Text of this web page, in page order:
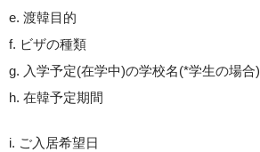
e. 渡韓目的
f. ビザの種類
g. 入学予定(在学中)の学校名(*学生の場合)
h. 在韓予定期間
i. ご入居希望日